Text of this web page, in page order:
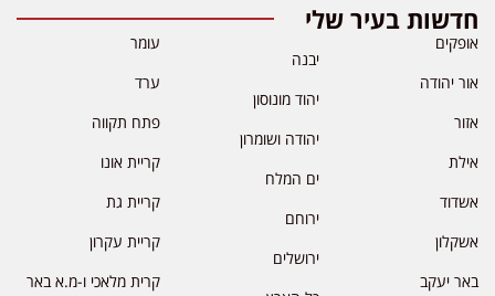
חדשות בעיר שלי
אופקים
אור יהודה
אזור
אילת
אשדוד
אשקלון
באר יעקב
יבנה
יהוד מונוסון
יהודה ושומרון
ים המלח
ירוחם
ירושלים
עומר
ערד
פתח תקווה
קריית אונו
קריית גת
קריית עקרון
קרית מלאכי ו-מ.א באר